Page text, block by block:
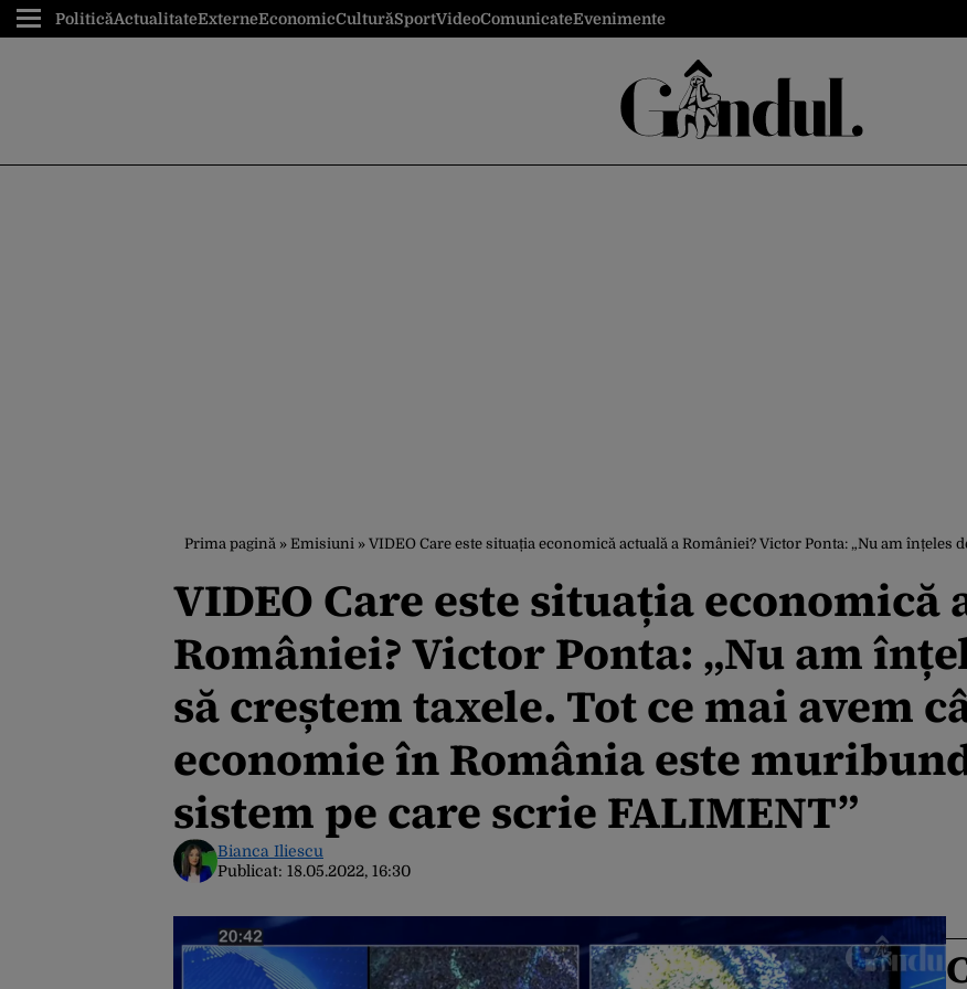
PoliticăActualitateExterneEconomicCulturăSportVideoComunicateEvenimente
Prima pagină » Emisiuni » VIDEO Care este situația economică actuală a României? Victor Ponta: „Nu am înțeles de ce trebuie să creștem taxele. Tot ce mai avem cât de
VIDEO Care este situația economică
României? Victor Ponta: „Nu am
să creștem taxele. Tot ce mai avem
economie în România este
sistem pe care scrie FALIMENT”
Bianca Iliescu
Publicat: 18.05.2022, 16:30